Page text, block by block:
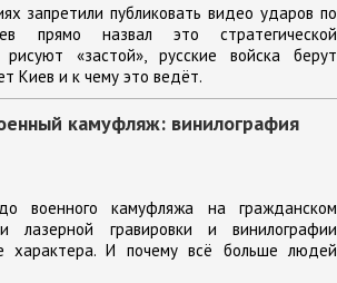
запретили публиковать видео ударов по
прямо назвал это стратегической
«застой», русские войска берут
Киев и к чему это ведёт.
камуфляж: винилография
военного камуфляжа на гражданском
лазерной гравировки и винилографии
характера. И почему всё больше людей